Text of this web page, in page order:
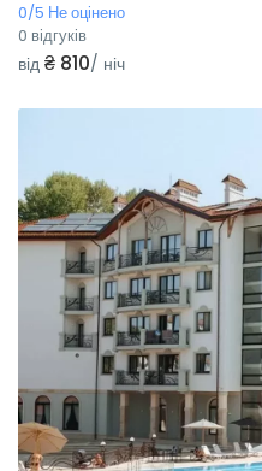
0/5 Не оцінено
0 відгуків
від ₴ 810/ ніч